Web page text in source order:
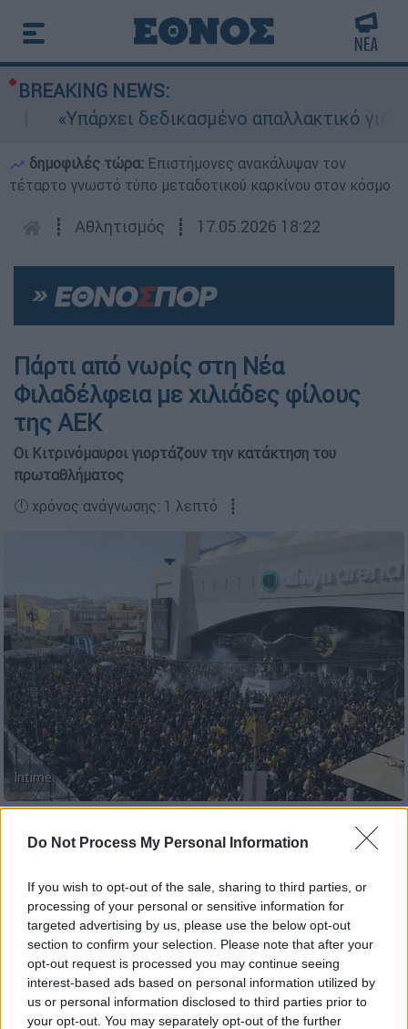
Do Not Process My Personal Information
If you wish to opt-out of the sale, sharing to third parties, or
processing of your personal or sensitive information for
targeted advertising by us, please use the below opt-out
section to confirm your selection. Please note that after your
opt-out request is processed you may continue seeing
interest-based ads based on personal information utilized by
us or personal information disclosed to third parties prior to
your opt-out. You may separately opt-out of the further
BREAKING NEWS:
«Υπάρχει δεδικασμένο απαλλακτικό για
δημοφιλές τώρα: Επιστήμονες ανακάλυψαν τον
τέταρτο γνωστό τύπο μεταδοτικού καρκίνου στον κόσμο
┋ Αθλητισμός ┋ 17.05.2026 18:22
Πάρτι από νωρίς στη Νέα
Φιλαδέλφεια με χιλιάδες φίλους
της ΑΕΚ
Οι Κιτρινόμαυροι γιορτάζουν την κατάκτηση του
πρωταθλήματος
🕛 χρόνος ανάγνωσης: 1 λεπτό ┋
Intime
Προσθέστε το ΕΘΝΟΣ στη Google
Το πάρτι τίτλου τηςΑΕΚάρχισε από νωρίς
στηΝέα Φιλαδέλφεια, με χιλιάδες φίλους
της Ένωσης να έχουν συγκεντρωθεί γύρω
από την Allwyn Arena ενόψει του αγώνα με
τον Ολυμπιακό και της φιέστας για την
κατάκτηση του πρωταθλήματος.